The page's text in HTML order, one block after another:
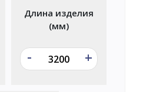
Длина изделия
(мм)
- +